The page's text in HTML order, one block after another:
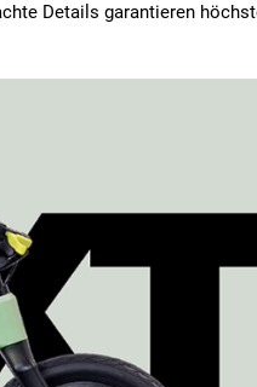
Details garantieren